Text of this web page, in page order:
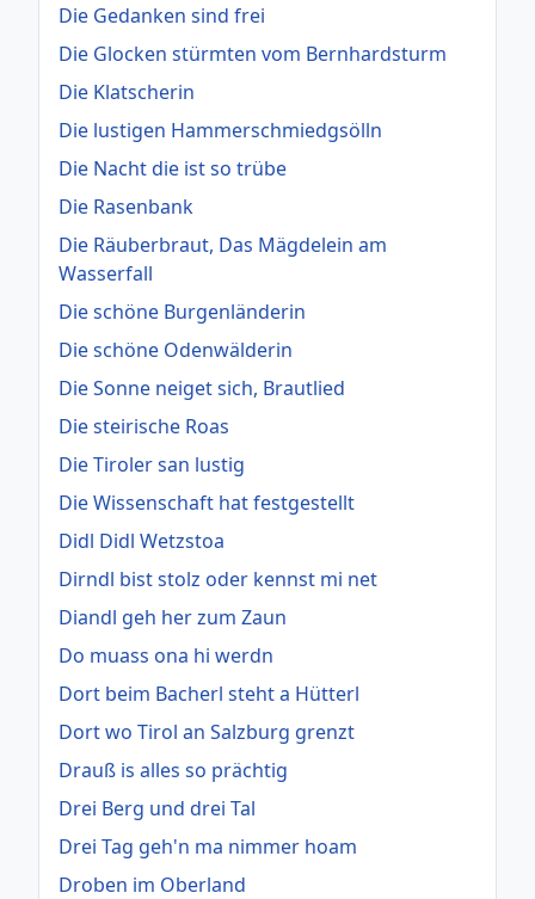
Die Gedanken sind frei
Die Glocken stürmten vom Bernhardsturm
Die Klatscherin
Die lustigen Hammerschmiedgsölln
Die Nacht die ist so trübe
Die Rasenbank
Die Räuberbraut, Das Mägdelein am
Wasserfall
Die schöne Burgenländerin
Die schöne Odenwälderin
Die Sonne neiget sich, Brautlied
Die steirische Roas
Die Tiroler san lustig
Die Wissenschaft hat festgestellt
Didl Didl Wetzstoa
Dirndl bist stolz oder kennst mi net
Diandl geh her zum Zaun
Do muass ona hi werdn
Dort beim Bacherl steht a Hütterl
Dort wo Tirol an Salzburg grenzt
Drauß is alles so prächtig
Drei Berg und drei Tal
Drei Tag geh'n ma nimmer hoam
Droben im Oberland